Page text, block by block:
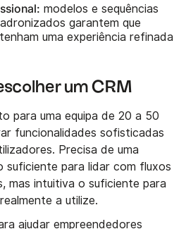
modelos e sequências
garantem que
uma experiência refinada
um CRM
para uma equipa de 20 a 50
funcionalidades sofisticadas
Precisa de uma
suficiente para lidar com fluxos
mas intuitiva o suficiente para
a utilize.
ajudar empreendedores